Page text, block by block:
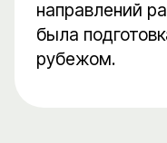
направлений
была
рубежом.